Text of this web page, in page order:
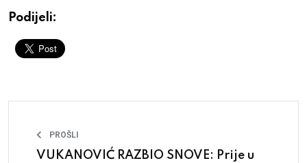
Podijeli:
PROŠLI
VUKANOVIĆ RAZBIO SNOVE: Prije u